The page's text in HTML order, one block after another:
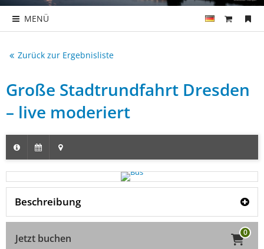
MENÜ
Zurück zur Ergebnisliste
Große Stadtrundfahrt Dresden
– live moderiert
Beschreibung
Jetzt buchen 0